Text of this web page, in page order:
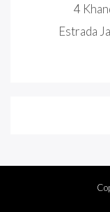
4
Estrada